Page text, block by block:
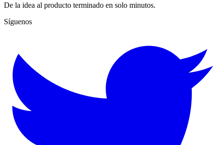
De la idea al producto terminado en solo minutos.
Síguenos